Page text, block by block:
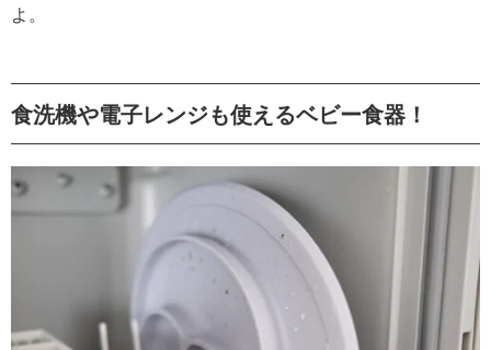
よ。
食洗機や電子レンジも使えるベビー食器！